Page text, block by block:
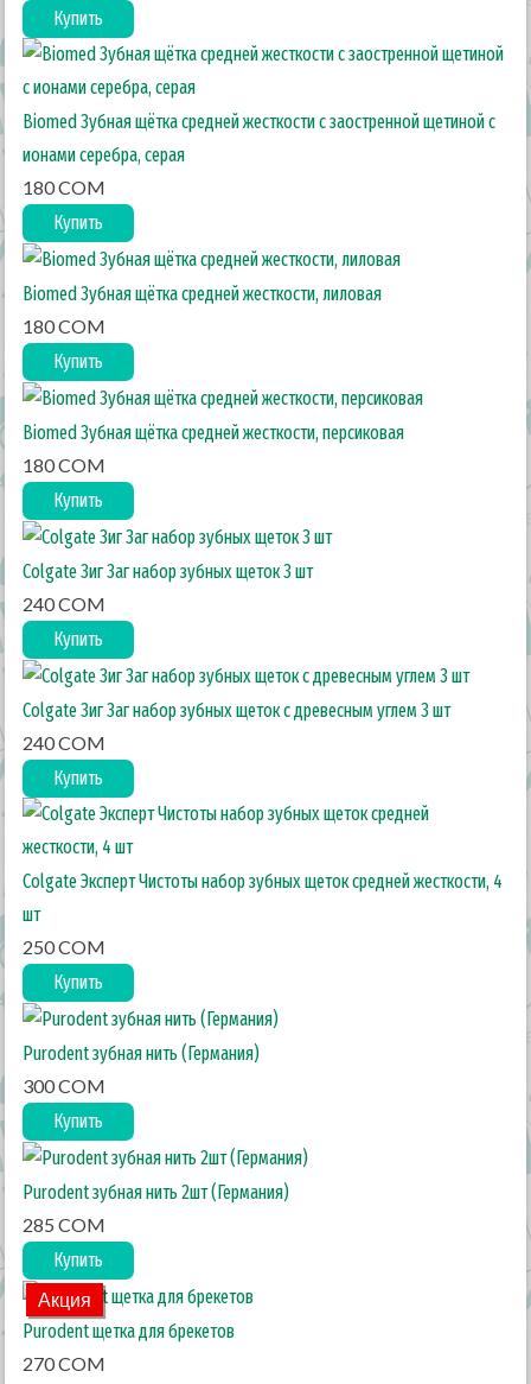
Купить
Biomed Зубная щётка средней жесткости с заостренной щетиной c
ионами серебра, серая
180 COM
Купить
Biomed Зубная щётка средней жесткости, лиловая
180 COM
Купить
Biomed Зубная щётка средней жесткости, персиковая
180 COM
Купить
Colgate Зиг Заг набор зубных щеток 3 шт
240 COM
Купить
Colgate Зиг Заг набор зубных щеток с древесным углем 3 шт
240 COM
Купить
Colgate Эксперт Чистоты набор зубных щеток средней жесткости, 4
шт
250 COM
Купить
Purodent зубная нить (Германия)
300 COM
Купить
Purodent зубная нить 2шт (Германия)
285 COM
Купить
Акция
Purodent щетка для брекетов
270 COM